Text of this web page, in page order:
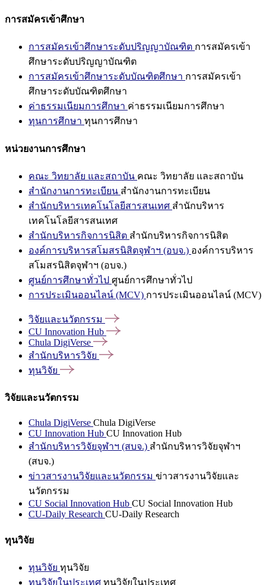
การสมัครเข้าศึกษา
การสมัครเข้าศึกษาระดับปริญญาบัณฑิต การสมัครเข้า
ศึกษาระดับปริญญาบัณฑิต
การสมัครเข้าศึกษาระดับบัณฑิตศึกษา การสมัครเข้า
ศึกษาระดับบัณฑิตศึกษา
ค่าธรรมเนียมการศึกษา ค่าธรรมเนียมการศึกษา
ทุนการศึกษา ทุนการศึกษา
หน่วยงานการศึกษา
คณะ วิทยาลัย และสถาบัน คณะ วิทยาลัย และสถาบัน
สำนักงานการทะเบียน สำนักงานการทะเบียน
สำนักบริหารเทคโนโลยีสารสนเทศ สำนักบริหาร
เทคโนโลยีสารสนเทศ
สำนักบริหารกิจการนิสิต สำนักบริหารกิจการนิสิต
องค์การบริหารสโมสรนิสิตจุฬาฯ (อบจ.) องค์การบริหาร
สโมสรนิสิตจุฬาฯ (อบจ.)
ศูนย์การศึกษาทั่วไป ศูนย์การศึกษาทั่วไป
การประเมินออนไลน์ (MCV) การประเมินออนไลน์ (MCV)
วิจัยและนวัตกรรม
CU Innovation Hub
Chula DigiVerse
สำนักบริหารวิจัย
ทุนวิจัย
วิจัยและนวัตกรรม
Chula DigiVerse Chula DigiVerse
CU Innovation Hub CU Innovation Hub
สำนักบริหารวิจัยจุฬาฯ (สบจ.) สำนักบริหารวิจัยจุฬาฯ
(สบจ.)
ข่าวสารงานวิจัยและนวัตกรรม ข่าวสารงานวิจัยและ
นวัตกรรม
CU Social Innovation Hub CU Social Innovation Hub
CU-Daily Research CU-Daily Research
ทุนวิจัย
ทุนวิจัย ทุนวิจัย
ทุนวิจัยในประเทศ ทุนวิจัยในประเทศ